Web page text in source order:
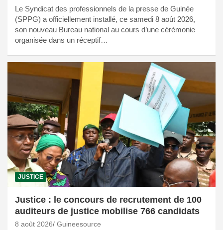
Le Syndicat des professionnels de la presse de Guinée
(SPPG) a officiellement installé, ce samedi 8 août 2026,
son nouveau Bureau national au cours d’une cérémonie
organisée dans un réceptif…
JUSTICE
Justice : le concours de recrutement de 100
auditeurs de justice mobilise 766 candidats
8 août 2026 Guineesource